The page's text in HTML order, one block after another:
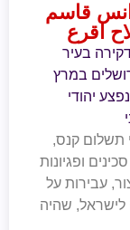
قاسم
اقرع
בעיר
במרץ
נפצע יהודי
תשלום קנס,
ופגיונות
עבירות על
לישראל, שהיה